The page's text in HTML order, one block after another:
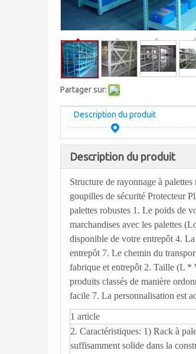
Partager sur:
Description du produit
Description du produit
Structure de rayonnage à
goupilles de sécurité Protecteur
palettes robustes 1. Le poids de
marchandises avec les palettes
disponible de votre entrepôt 4.
entrepôt 7. Le chemin du
fabrique et entrepôt 2. Taille (L
produits classés de manière
facile 7. La personnalisation est
1 article
2. Caractéristiques: 1) Rack à
suffisamment solide dans la